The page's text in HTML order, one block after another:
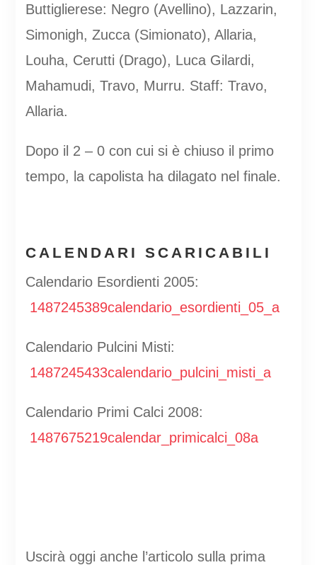
Buttiglierese: Negro (Avellino), Lazzarin,
Simonigh, Zucca (Simionato), Allaria,
Louha, Cerutti (Drago), Luca Gilardi,
Mahamudi, Travo, Murru. Staff: Travo,
Allaria.
Dopo il 2 – 0 con cui si è chiuso il primo
tempo, la capolista ha dilagato nel finale.
CALENDARI SCARICABILI
Calendario Esordienti 2005:
1487245389calendario_esordienti_05_a
Calendario Pulcini Misti:
1487245433calendario_pulcini_misti_a
Calendario Primi Calci 2008:
1487675219calendar_primicalci_08a
Uscirà oggi anche l’articolo sulla prima